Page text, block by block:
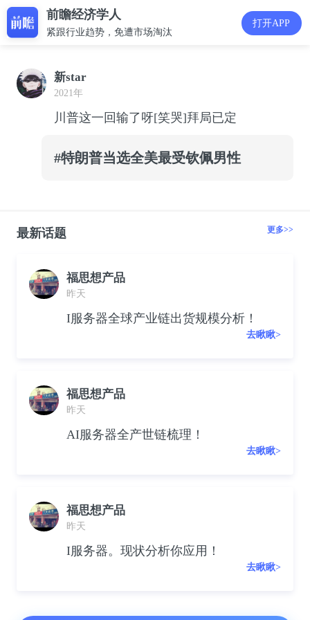
前瞻经济学人
紧跟行业趋势，免遭市场淘汰
打开APP
新star
2021年
川普这一回输了呀[笑哭]拜局已定
#特朗普当选全美最受钦佩男性
最新话题 更多>>
福思想产品
昨天
I服务器全球产业链出货规模分析！
去瞅瞅>
福思想产品
昨天
AI服务器全产世链梳理！
去瞅瞅>
福思想产品
昨天
I服务器。现状分析你应用！
去瞅瞅>